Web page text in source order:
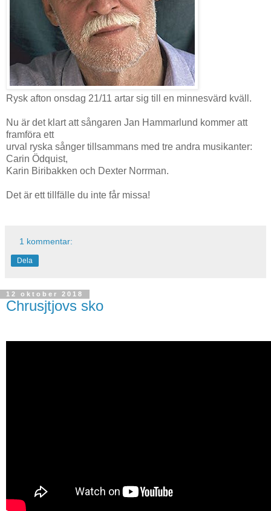
Rysk afton onsdag 21/11 artar sig till en minnesvärd kväll.
Nu är det klart att sångaren Jan Hammarlund kommer att
framföra ett
urval ryska sånger tillsammans med tre andra musikanter:
Carin Ödquist,
Karin Biribakken och Dexter Norrman.
Det är ett tillfälle du inte får missa!
1 kommentar:
Dela
12 oktober 2018
Chrusjtjovs sko